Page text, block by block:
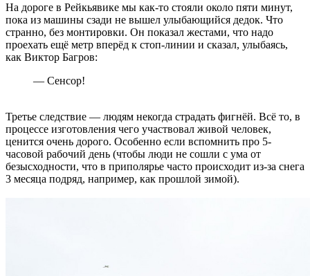
На дороге в Рейкьявике мы как-то стояли около пяти минут,
пока из машины сзади не вышел улыбающийся дедок. Что
странно, без монтировки. Он показал жестами, что надо
проехать ещё метр вперёд к стоп-линии и сказал, улыбаясь,
как Виктор Багров:
— Сенсор!
Третье следствие — людям некогда страдать фигнёй. Всё то, в
процессе изготовления чего участвовал живой человек,
ценится очень дорого. Особенно если вспомнить про 5-
часовой рабочий день (чтобы люди не сошли с ума от
безысходности, что в приполярье часто происходит из-за снега
3 месяца подряд, например, как прошлой зимой).